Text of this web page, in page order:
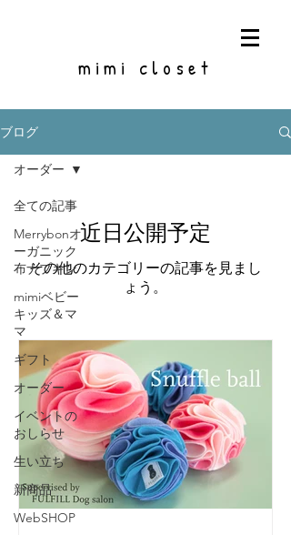
mimi closet
ブログ
全ての記事
Merrybonオ
ーガニック
布ナプキン
mimiベビー
キッズ＆マ
マ
ギフト
オーダー
イベントの
おしらせ
生い立ち
新商品
WebSHOP
オーダー
近日公開予定
その他のカテゴリーの記事を見まし
ょう。